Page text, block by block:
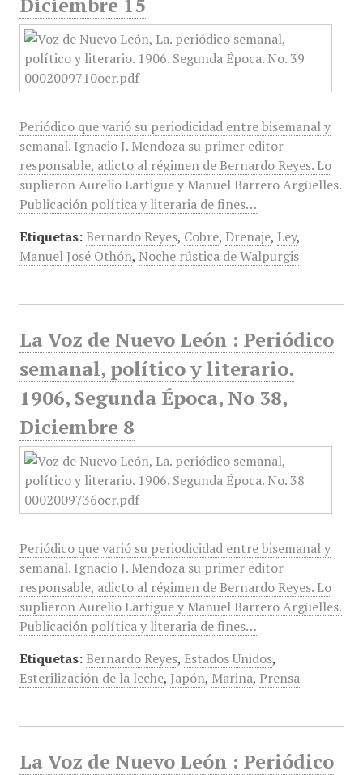
Periódico que varió su periodicidad entre bisemanal y
semanal. Ignacio J. Mendoza su primer editor
responsable, adicto al régimen de Bernardo Reyes. Lo
suplieron Aurelio Lartigue y Manuel Barrero Argüelles.
Publicación política y literaria de fines…
Etiquetas: Bernardo Reyes, Cobre, Drenaje, Ley,
Manuel José Othón, Noche rústica de Walpurgis
La Voz de Nuevo León : Periódico
semanal, político y literario.
1906, Segunda Época, No 38,
Diciembre 8
Periódico que varió su periodicidad entre bisemanal y
semanal. Ignacio J. Mendoza su primer editor
responsable, adicto al régimen de Bernardo Reyes. Lo
suplieron Aurelio Lartigue y Manuel Barrero Argüelles.
Publicación política y literaria de fines…
Etiquetas: Bernardo Reyes, Estados Unidos,
Esterilización de la leche, Japón, Marina, Prensa
La Voz de Nuevo León : Periódico